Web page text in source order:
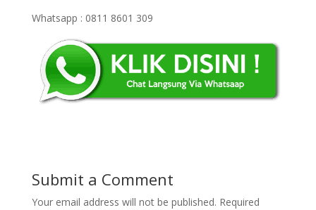
Whatsapp : 0811 8601 309
Submit a Comment
Your email address will not be published. Required